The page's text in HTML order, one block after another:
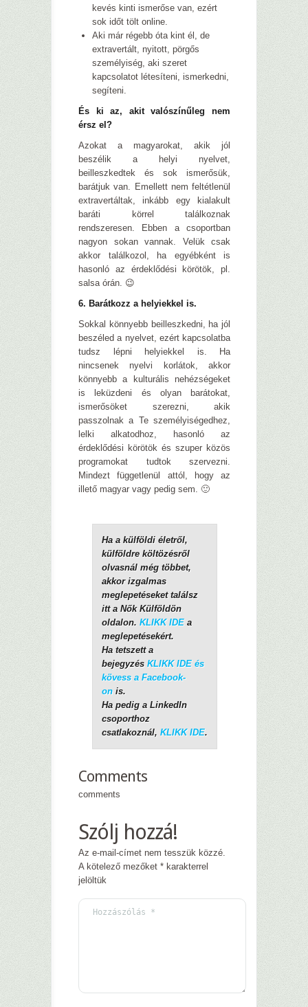
kevés kinti ismerőse van, ezért
sok időt tölt online.
Aki már régebb óta kint él, de
extravertált, nyitott, pörgős
személyiség, aki szeret
kapcsolatot létesíteni, ismerkedni,
segíteni.
És ki az, akit valószínűleg nem
érsz el?
Azokat a magyarokat, akik jól
beszélik a helyi nyelvet,
beilleszkedtek és sok ismerősük,
barátjuk van. Emellett nem feltétlenül
extravertáltak, inkább egy kialakult
baráti körrel találkoznak
rendszeresen. Ebben a csoportban
nagyon sokan vannak. Velük csak
akkor találkozol, ha egyébként is
hasonló az érdeklődési körötök, pl.
salsa órán. 😉
6. Barátkozz a helyiekkel is.
Sokkal könnyebb beilleszkedni, ha jól
beszéled a nyelvet, ezért kapcsolatba
tudsz lépni helyiekkel is. Ha
nincsenek nyelvi korlátok, akkor
könnyebb a kulturális nehézségeket
is leküzdeni és olyan barátokat,
ismerősöket szerezni, akik
passzolnak a Te személyiségedhez,
lelki alkatodhoz, hasonló az
érdeklődési körötök és szuper közös
programokat tudtok szervezni.
Mindezt függetlenül attól, hogy az
illető magyar vagy pedig sem. 🙂
Ha a külföldi életről,
külföldre költözésről
olvasnál még többet,
akkor izgalmas
meglepetéseket találsz
itt a Nők Külföldön
oldalon. KLIKK IDEa
meglepetésekért.
Ha tetszett a
bejegyzés KLIKK IDE és
kövess a Facebook-
onis.
Ha pedig a LinkedIn
csoporthoz
csatlakoznál, KLIKK IDE.
Comments
comments
Szólj hozzá!
Az e-mail-címet nem tesszük közzé.
A kötelező mezőket * karakterrel
jelöltük